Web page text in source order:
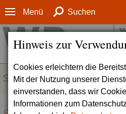
Hinweis zur
Cookies erleichtern die
Mit der Nutzung unserer
einverstanden, dass wir
Informationen zum
Menü Suchen
SERVICE